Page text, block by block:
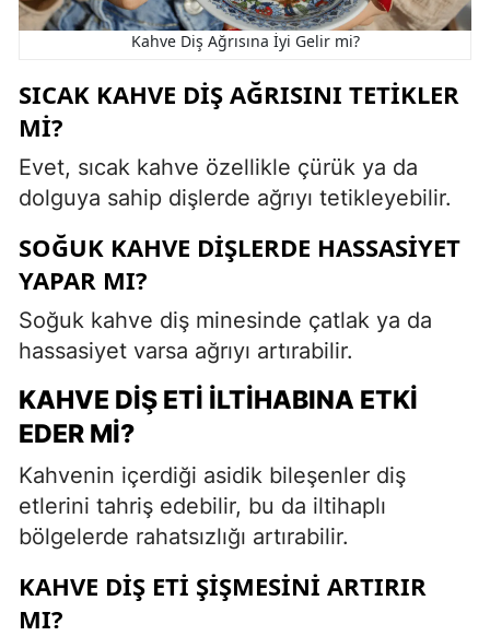
Kahve Diş Ağrısına İyi Gelir mi?
SICAK KAHVE DIŞ AĞRISINI TETIKLER
MI?
Evet, sıcak kahve özellikle çürük ya da
dolguya sahip dişlerde ağrıyı tetikleyebilir.
SOĞUK KAHVE DIŞLERDE HASSASIYET
YAPAR MI?
Soğuk kahve diş minesinde çatlak ya da
hassasiyet varsa ağrıyı artırabilir.
KAHVE DIŞ ETI İLTIHABINA ETKI
EDER MI?
Kahvenin içerdiği asidik bileşenler diş
etlerini tahriş edebilir, bu da iltihaplı
bölgelerde rahatsızlığı artırabilir.
KAHVE DIŞ ETI ŞIŞMESINI ARTIRIR
MI?